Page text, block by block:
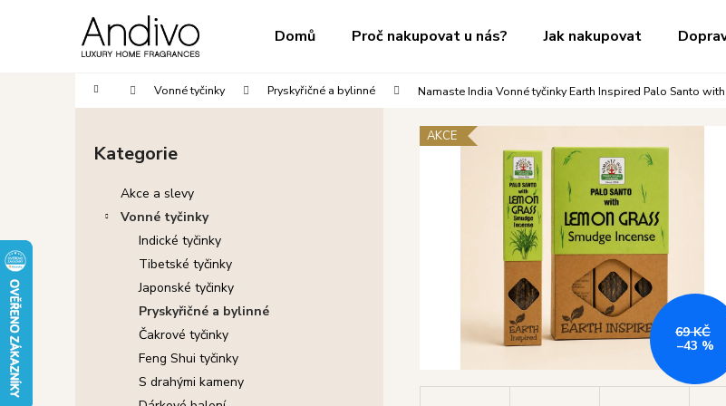
Domů Proč nakupovat u nás? Jak nakupovat
Domů Vonné tyčinky Pryskyřičné a bylinné Namaste India Vonné tyčinky Earth Inspired Palo Santo
Přeskočit
kategorie
Kategorie
Akce a slevy
Vonné tyčinky
Indické tyčinky
Tibetské tyčinky
Japonské tyčinky
Pryskyřičné a bylinné
Čakrové tyčinky
Feng Shui tyčinky
S drahými kameny
AKCE
69 KČ
–43 %
Zpět
do
obchodu
Zpět
do
obchodu
Co potřebujete najít?
HLEDAT
Doporučujeme